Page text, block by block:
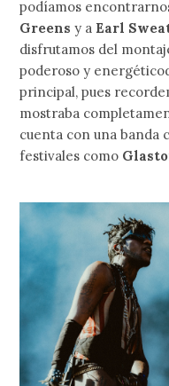
podíamos
Greensy a Earl
disfrutamos del
poderoso y
principal, pues
mostraba
cuenta con una banda
festivales como